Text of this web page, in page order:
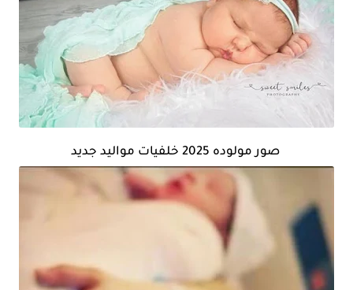
صور مولوده 2025 خلفيات مواليد جديد